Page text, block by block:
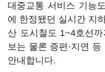
대중교통 서비스 기능
에 한정됐던 실시간 지
산 도시철도 1~4호선
보는 물론 증편·지연
안내합니다.